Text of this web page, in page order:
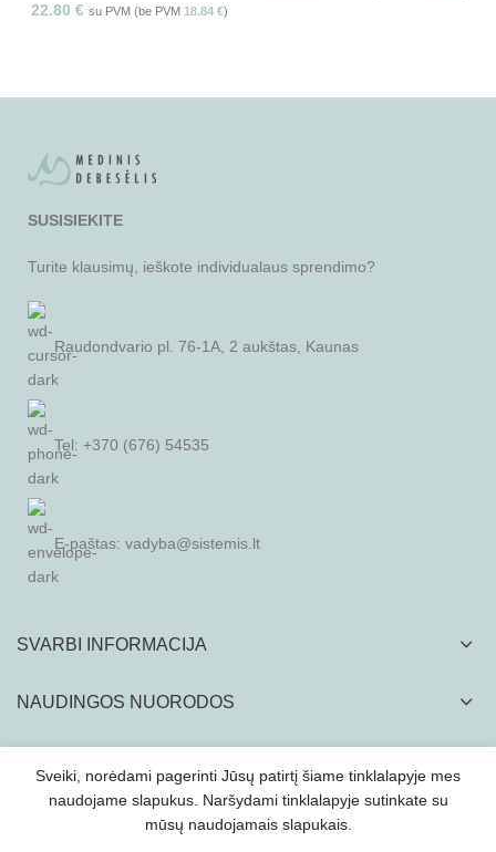
22.80 € su PVM (be PVM 18.84 €)
SUSISIEKITE
Turite klausimų, ieškote individualaus sprendimo?
Raudondvario pl. 76-1A, 2 aukštas, Kaunas
Tel: +370 (676) 54535
E-paštas: vadyba@sistemis.lt
SVARBI INFORMACIJA
NAUDINGOS NUORODOS
2022Visą tinklapyje esančia vizualinę ir tekstinę medžiagą kopijuoti
Sveiki, norėdami pagerinti Jūsų patirtį šiame tinklalapyje mes
naudojame slapukus. Naršydami tinklalapyje sutinkate su
mūsų naudojamais slapukais.